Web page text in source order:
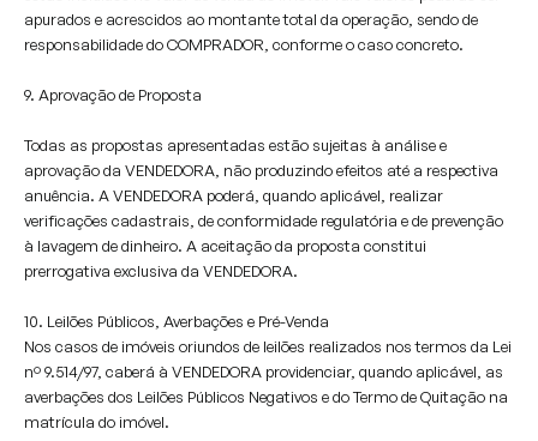
apurados e acrescidos ao montante total da operação, sendo de
responsabilidade do COMPRADOR, conforme o caso concreto.
9. Aprovação de Proposta
Todas as propostas apresentadas estão sujeitas à análise e
aprovação da VENDEDORA, não produzindo efeitos até a respectiva
anuência. A VENDEDORA poderá, quando aplicável, realizar
verificações cadastrais, de conformidade regulatória e de prevenção
à lavagem de dinheiro. A aceitação da proposta constitui
prerrogativa exclusiva da VENDEDORA.
10. Leilões Públicos, Averbações e Pré-Venda
Nos casos de imóveis oriundos de leilões realizados nos termos da Lei
nº 9.514/97, caberá à VENDEDORA providenciar, quando aplicável, as
averbações dos Leilões Públicos Negativos e do Termo de Quitação na
matrícula do imóvel.